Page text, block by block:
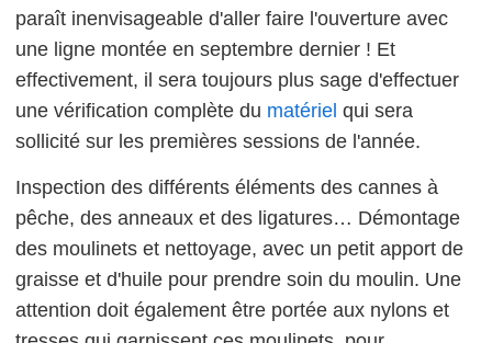
paraît inenvisageable d'aller faire l'ouverture avec
une ligne montée en septembre dernier ! Et
effectivement, il sera toujours plus sage d'effectuer
une vérification complète du matériel qui sera
sollicité sur les premières sessions de l'année.
Inspection des différents éléments des cannes à
pêche, des anneaux et des ligatures… Démontage
des moulinets et nettoyage, avec un petit apport de
graisse et d'huile pour prendre soin du moulin. Une
attention doit également être portée aux nylons et